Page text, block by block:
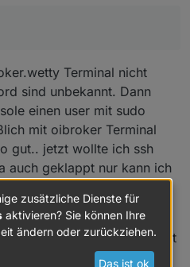
Terminal nicht
sind unbekannt. Dann
einen user mit sudo
mit oibroker Terminal
gut.. jetzt wollte ich ssh
auch geklappt nur kann ich
vom 222 zu 22
so installiert das er nicht
alle posts selbst
zusätzliche Dienste für
aktivieren? Sie können Ihre
ändern oder zurückziehen.
Das ist ok